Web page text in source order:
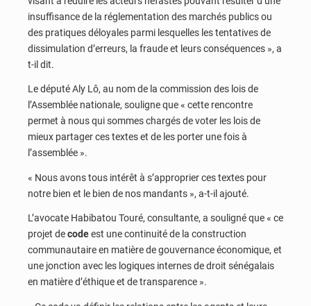
insuffisance de la réglementation des marchés publics ou
des pratiques déloyales parmi lesquelles les tentatives de
dissimulation d’erreurs, la fraude et leurs conséquences », a
t-il dit.
Le député Aly Lô, au nom de la commission des lois de
l’Assemblée nationale, souligne que « cette rencontre
permet à nous qui sommes chargés de voter les lois de
mieux partager ces textes et de les porter une fois à
l’assemblée ».
« Nous avons tous intérêt à s’approprier ces textes pour
notre bien et le bien de nos mandants », a-t-il ajouté.
L’avocate Habibatou Touré, consultante, a souligné que « ce
projet decodeest une continuité de la construction
communautaire en matière de gouvernance économique, et
une jonction avec les logiques internes de droit sénégalais
en matière d’éthique et de transparence ».